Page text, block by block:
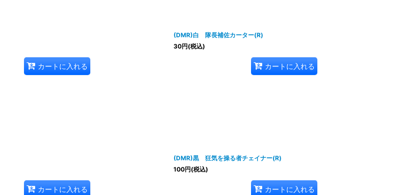
カートに入れる
(DMR)白 隊長補佐カーター(R)
30円(税込)
カートに入れる
カートに入れる
(DMR)黒 狂気を操る者チェイナー(R)
100円(税込)
カートに入れる